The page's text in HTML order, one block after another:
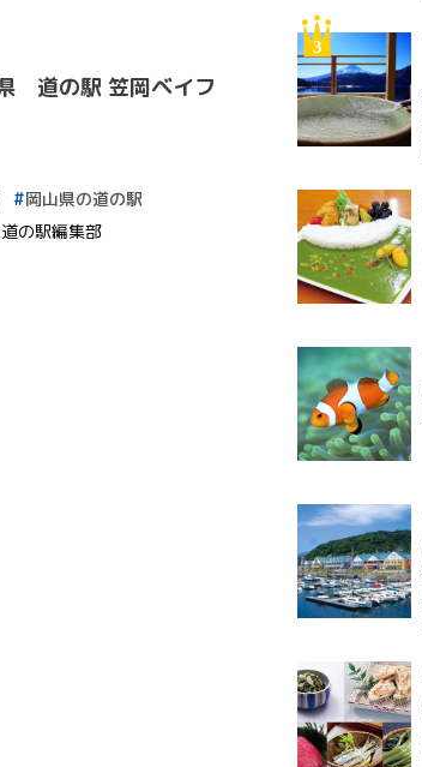
道の駅 笠岡ベイフ
岡山県の道の駅
の駅編集部